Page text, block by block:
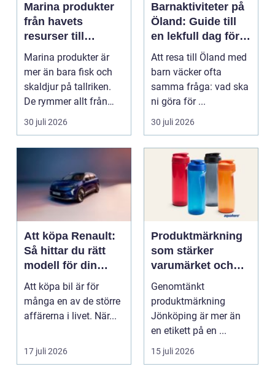
Marina produkter
från havets
resurser till
hållbara
upplevelser
Marina produkter är
mer än bara fisk och
skaldjur på tallriken.
De rymmer allt från
mat och hälsa ti...
30 juli 2026
Barnaktiviteter på
Öland: Guide till
en lekfull dag för
hela familjen
Att resa till Öland med
barn väcker ofta
samma fråga: vad ska
ni göra för ...
30 juli 2026
Att köpa Renault:
Så hittar du rätt
modell för din
vardag
Att köpa bil är för
många en av de större
affärerna i livet. När...
17 juli 2026
Produktmärkning
som stärker
varumärket och
förenklar vardagen
Genomtänkt
produktmärkning
Jönköping är mer än
en etikett på en ...
15 juli 2026